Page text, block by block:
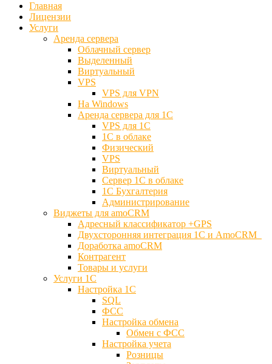
Главная
Лицензии
Услуги
Аренда сервера
Облачный сервер
Выделенный
Виртуальный
VPS
VPS для VPN
На Windows
Аренда сервера для 1С
VPS для 1С
1С в облаке
Физический
VPS
Виртуальный
Сервер 1С в облаке
1С Бухгалтерия
Администрирование
Виджеты для amoCRM
Адресный классификатор +GPS
Двухсторонняя интеграция 1С и AmoCRM
Доработка amoCRM
Контрагент
Товары и услуги
Услуги 1С
Настройка 1С
SQL
ФСС
Настройка обмена
Обмен с ФСС
Настройка учета
Розницы